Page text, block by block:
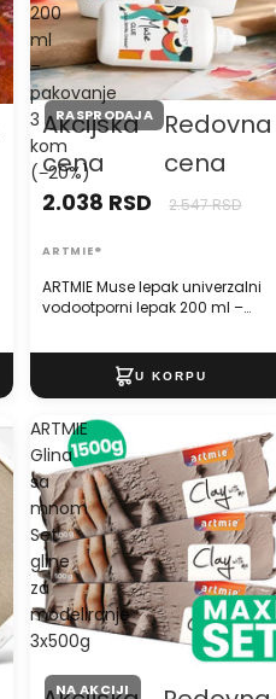
200
ml
–
pakovanje
3
kom
(−20%)
RASPRODAJA
ARTMIE Muse lepak univerzalni
vodootporni lepak 200 ml –
Akcijska
cena
2.038 RSD
Redovna
cena
2.547 RSD
ARTMIE®
ARTMIE
Glina
sa
mnom
Set
gline
za
modeliranje
3x500g
NA AKCIJI